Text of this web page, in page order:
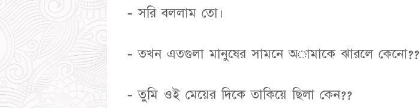
- সরি বললাম তো।
- তখন এতগুলা মানুষের সামনে অামাকে ঝারলে কেনো??
- তুমি ওই মেয়ের দিকে তাকিয়ে ছিলা কেন??